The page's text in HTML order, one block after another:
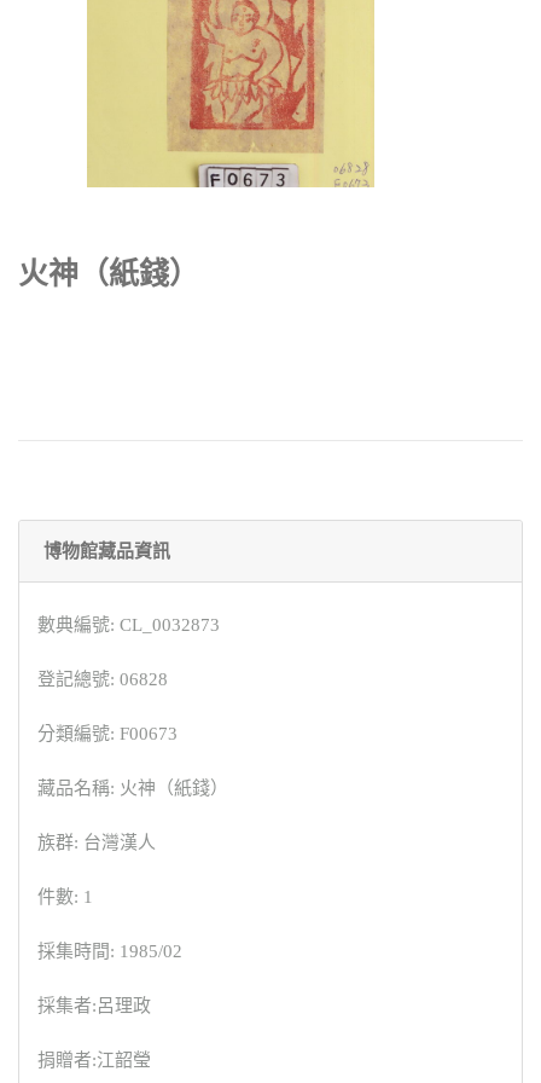
火神（紙錢）
博物館藏品資訊
數典編號: CL_0032873
登記總號: 06828
分類編號: F00673
藏品名稱: 火神（紙錢）
族群: 台灣漢人
件數: 1
採集時間: 1985/02
採集者:呂理政
捐贈者:江韶瑩